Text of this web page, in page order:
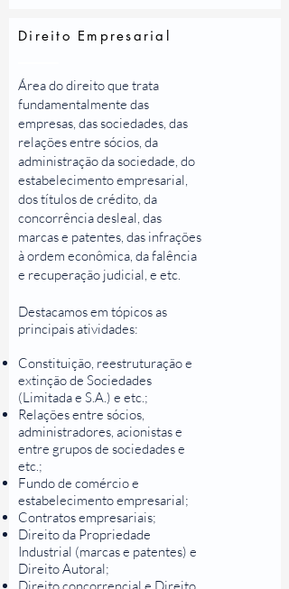
Direito Empresarial
Área do direito que trata
fundamentalmente das
empresas, das sociedades, das
relações entre sócios, da
administração da sociedade, do
estabelecimento empresarial,
dos títulos de crédito, da
concorrência desleal, das
marcas e patentes, das infrações
à ordem econômica, da falência
e recuperação judicial, e etc.
Destacamos em tópicos as
principais atividades:
Constituição, reestruturação e
extinção de Sociedades
(Limitada e S.A.) e etc.;
Relações entre sócios,
administradores, acionistas e
entre grupos de sociedades e
etc.;
Fundo de comércio e
estabelecimento empresarial;
Contratos empresariais;
Direito da Propriedade
Industrial (marcas e patentes) e
Direito Autoral;